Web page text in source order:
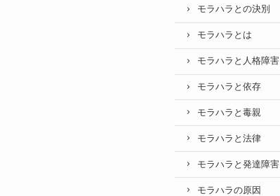
モラハラとの決別
モラハラとは
モラハラと人格障害
モラハラと依存
モラハラと毒親
モラハラと法律
モラハラと発達障害
モラハラの原因